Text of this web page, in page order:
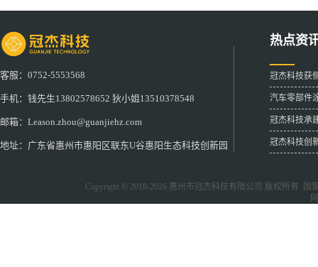
客服：0752-5553568
手机：钱先生13802578652 狄小姐13510378548
邮箱：Leason.zhou@guanjiehz.com
地址：广东省惠州市惠阳区联东U谷惠阳生态科技创新园
热点资
冠杰科技获
汽车零部件
冠杰科技承
冠杰科技创
Copyright © 2018-2026 惠州市冠杰科技有限公司
版权所有 国